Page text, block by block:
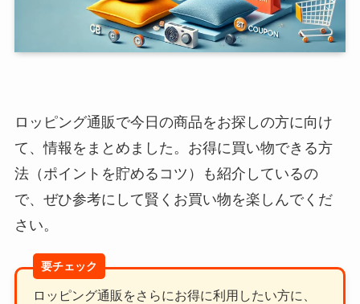
ロッピング通販で今日の商品をお探しの方に向け
て、情報をまとめました。お得に買い物できる方
法（ポイントを貯めるコツ）も紹介しているの
で、ぜひ参考にして賢くお買い物を楽しんでくだ
さい。
ロッピング通販をさらにお得に利用したい方に、